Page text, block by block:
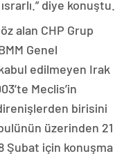
diye konuştu.
alan CHP Grup
Genel
edilmeyen Irak
Meclis’in
birisini
üzerinden 21
Şubat için konuşma